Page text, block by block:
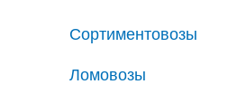
Сортиментовозы
Ломовозы